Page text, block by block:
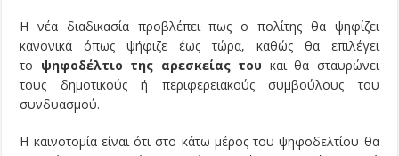
Η νέα διαδικασία προβλέπει πως ο πολίτης θα ψηφίζει
κανονικά όπως ψήφιζε έως τώρα, καθώς θα επιλέγει
το ψηφοδέλτιο της αρεσκείας του και θα σταυρώνει
τους δημοτικούς ή περιφερειακούς συμβούλους του
συνδυασμού.
Η καινοτομία είναι ότι στο κάτω μέρος του ψηφοδελτίου θα